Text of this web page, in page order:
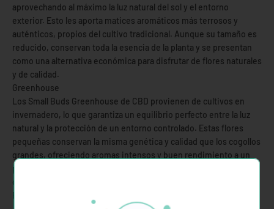
aprovechando al máximo la luz natural del sol y el entorno
exterior. Esto les aporta matices aromáticos más terrosos y
auténticos, propios del cultivo tradicional. Aunque su tamaño es
reducido, conservan toda la esencia de la planta y se presentan
como una alternativa económica para disfrutar de flores naturales
y de calidad.
Greenhouse
Los Small Buds Greenhouse de CBD provienen de cultivos en
invernadero, lo que garantiza un equilibrio perfecto entre la luz
natural y la protección de un entorno controlado. Estas flores
pequeñas conservan la misma genética y calidad que los cogollos
grandes, ofreciendo aromas intensos y buen rendimiento a un
precio más económico. Una opción ideal para quienes buscan
calidad constante con un formato de ahorro.
Preguntas frecuentes sobre Mini Buds CBD (FAQs)